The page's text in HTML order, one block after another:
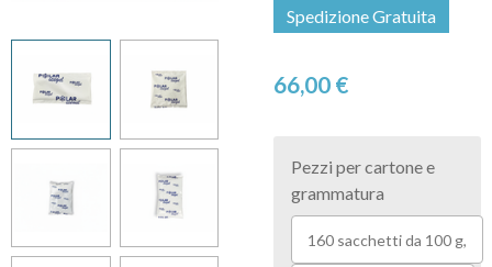
Spedizione Gratuita
66,00 €
Pezzi per cartone e
grammatura
160 sacchetti da 100 g,